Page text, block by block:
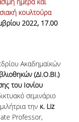
ΕΡΓΑ ΑΝΑΠΤΥΞΗΣ
ΨΗΦΙΑΚΕΣ ΠΗΓΕΣ
ΚΕΝΤΡΑ ΤΕΚΜΗΡΙΩΣΗΣ
Κ.Ε.Τ
κουλτούρα
2022, 17.00
Ακαδημαϊκών
(ΔΙ.Ο.ΒΙ.)
του Ιονίου
σεμινάριο
την κ. Liz
Professor,